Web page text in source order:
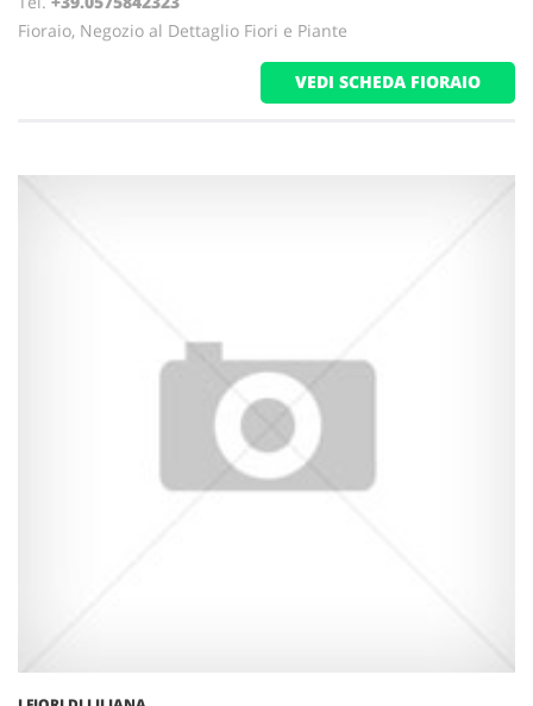
Fioraio, Negozio al Dettaglio Fiori e Piante
VEDI SCHEDA FIORAIO